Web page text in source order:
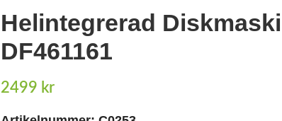
Helintegrerad
DF461161
2499 kr